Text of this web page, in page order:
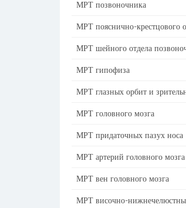
МРТ позвоночника
МРТ пояснично-крестцового
МРТ шейного отдела
МРТ гипофиза
МРТ глазных орбит и
МРТ головного мозга
МРТ придаточных пазух носа
МРТ артерий головного мозга
МРТ вен головного мозга
МРТ височно-